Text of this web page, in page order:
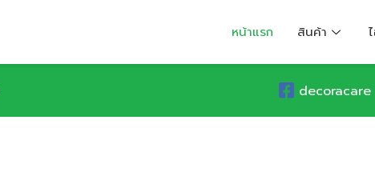
หน้าแรก สินค้า
decoracare